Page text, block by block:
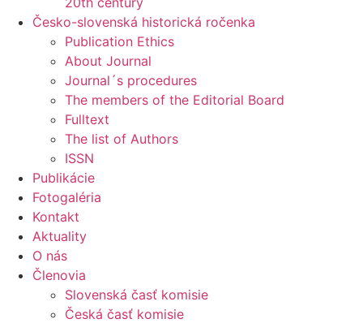
Česko-slovenská historická ročenka
Publication Ethics
About Journal
Journal´s procedures
The members of the Editorial Board
Fulltext
The list of Authors
ISSN
Publikácie
Fotogaléria
Kontakt
Aktuality
O nás
Členovia
Slovenská časť komisie
Česká časť komisie